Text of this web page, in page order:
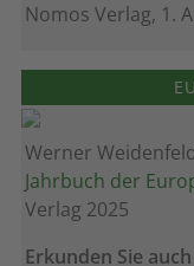
Nomos Verlag, 1.
Werner
Jahrbuch der
Verlag 2025
Erkunden Sie